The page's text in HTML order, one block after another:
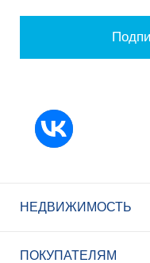
НЕДВИЖИМОСТЬ
ПОКУПАТЕЛЯМ